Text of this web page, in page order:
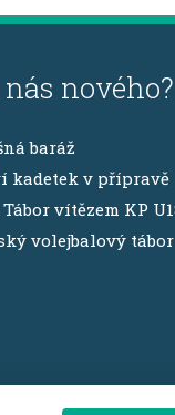
nás nového?
baráž
kadetek v přípravě
vítězem KP
volejbalový tábor